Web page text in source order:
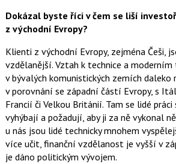
Dokázal byste říci v čem se liší
z východní Evropy?
Klienti z východní Evropy, zejména Češi,
vzdělanější. Vztah k technice a
v bývalých komunistických zemích
v porovnání se západní částí Evropy, s
Francií či Velkou Británií. Tam se lidé
vyhýbají a požadují, aby ji za ně vykonal
u nás jsou lidé technicky mnohem
více učit, finanční vzdělanost je vyšší v
je dáno politickým vývojem.